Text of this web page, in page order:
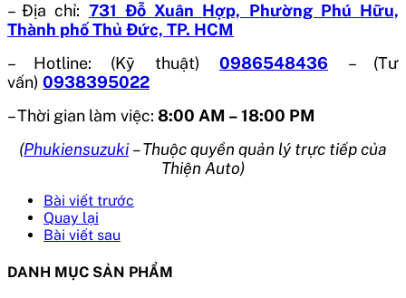
– Địa chỉ: 731 Đỗ Xuân Hợp, Phường Phú Hữu,
Thành phố Thủ Đức, TP. HCM
– Hotline: (Kỹ thuật) 0986548436 – (Tư
vấn) 0938395022
– Thời gian làm việc: 8:00 AM – 18:00 PM
(Phukiensuzuki– Thuộc quyền quản lý trực tiếp của
Thiện Auto)
Bài viết trước
Quay lại
Bài viết sau
DANH MỤC SẢN PHẨM